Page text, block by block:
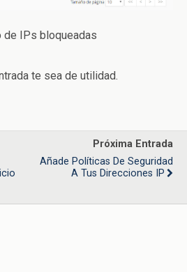
de IPs bloqueadas
te sea de utilidad.
Próxima Entrada
Añade Políticas De Seguridad
A Tus Direcciones IP